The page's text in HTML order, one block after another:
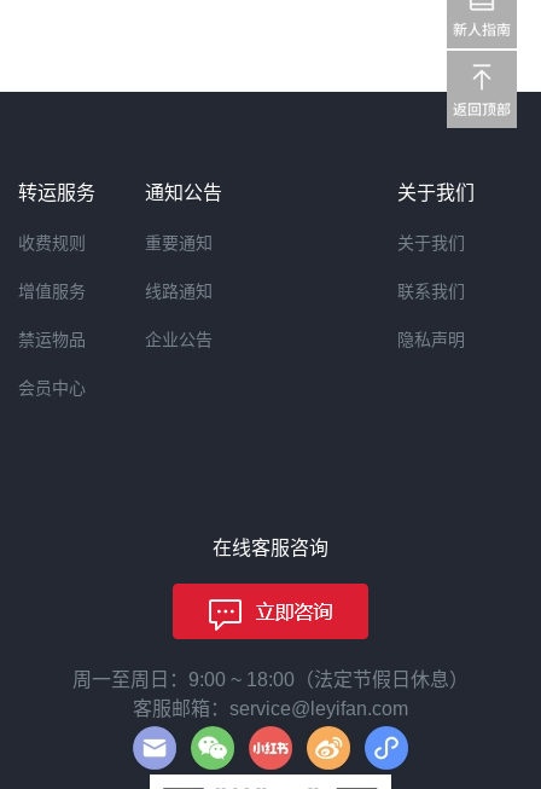
转运服务
收费规则
增值服务
禁运物品
会员中心
通知公告
重要通知
线路通知
企业公告
关于我们
关于我们
联系我们
隐私声明
在线客服咨询
周一至周日：9:00 ~ 18:00（法定节假日休息）
客服邮箱：service@leyifan.com